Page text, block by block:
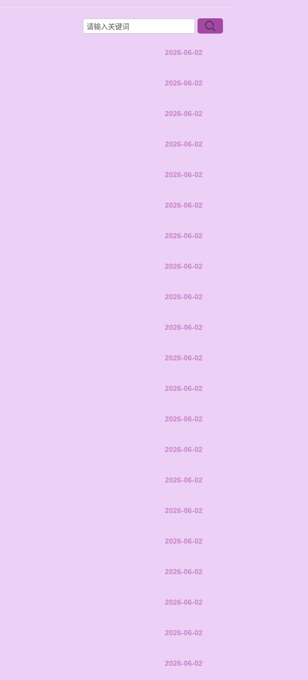
2026-06-02
2026-06-02
2026-06-02
2026-06-02
2026-06-02
2026-06-02
2026-06-02
2026-06-02
2026-06-02
2026-06-02
2026-06-02
2026-06-02
2026-06-02
2026-06-02
2026-06-02
2026-06-02
2026-06-02
2026-06-02
2026-06-02
2026-06-02
2026-06-02